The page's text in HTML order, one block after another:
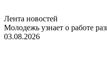
Лента новостей
Молодежь узнает о работе
03.08.2026